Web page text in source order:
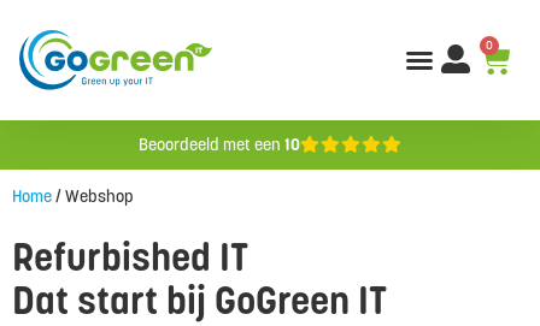
0
Beoordeeld met een 10
Home/ Webshop
Refurbished IT
Dat start bij GoGreen IT